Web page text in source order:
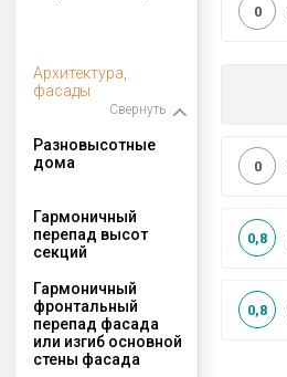
0
Архитектура,
фасады
Свернуть
Разновысотные
дома
0
Гармоничный
перепад высот
секций
0,8
Гармоничный
фронтальный
перепад фасада
или изгиб основной
стены фасада
0,8